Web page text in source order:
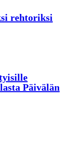
rehtoriksi
Päivälän